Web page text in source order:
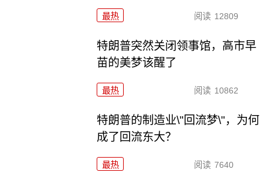
最热 阅读 12809
特朗普突然关闭领事馆，高市早
苗的美梦该醒了
最热 阅读 10862
特朗普的制造业\"回流梦\"，为何
成了回流东大？
最热 阅读 7640